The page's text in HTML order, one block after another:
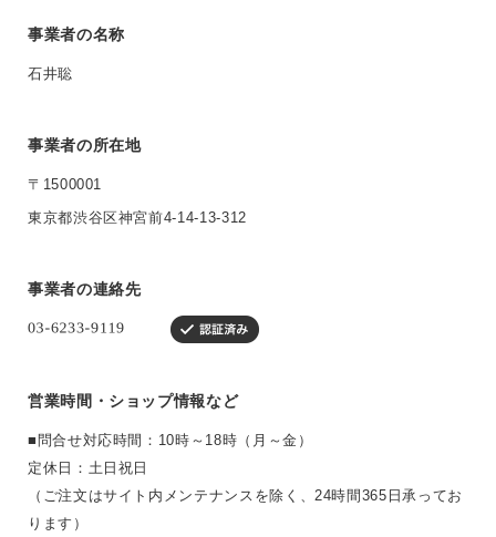
事業者の名称
石井聡
事業者の所在地
〒1500001
東京都渋谷区神宮前4-14-13-312
事業者の連絡先
営業時間・ショップ情報など
■問合せ対応時間：10時～18時（月～金）
定休日：土日祝日
（ご注文はサイト内メンテナンスを除く、24時間365日承ってお
ります）